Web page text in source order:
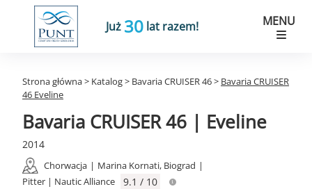
Już 30 lat razem! MENU
Strona główna> Katalog> Bavaria CRUISER 46> Bavaria CRUISER
46 Eveline
Bavaria CRUISER 46 | Eveline
2014
Chorwacja | Marina Kornati, Biograd |
Pitter | Nautic Alliance
9.1 / 10